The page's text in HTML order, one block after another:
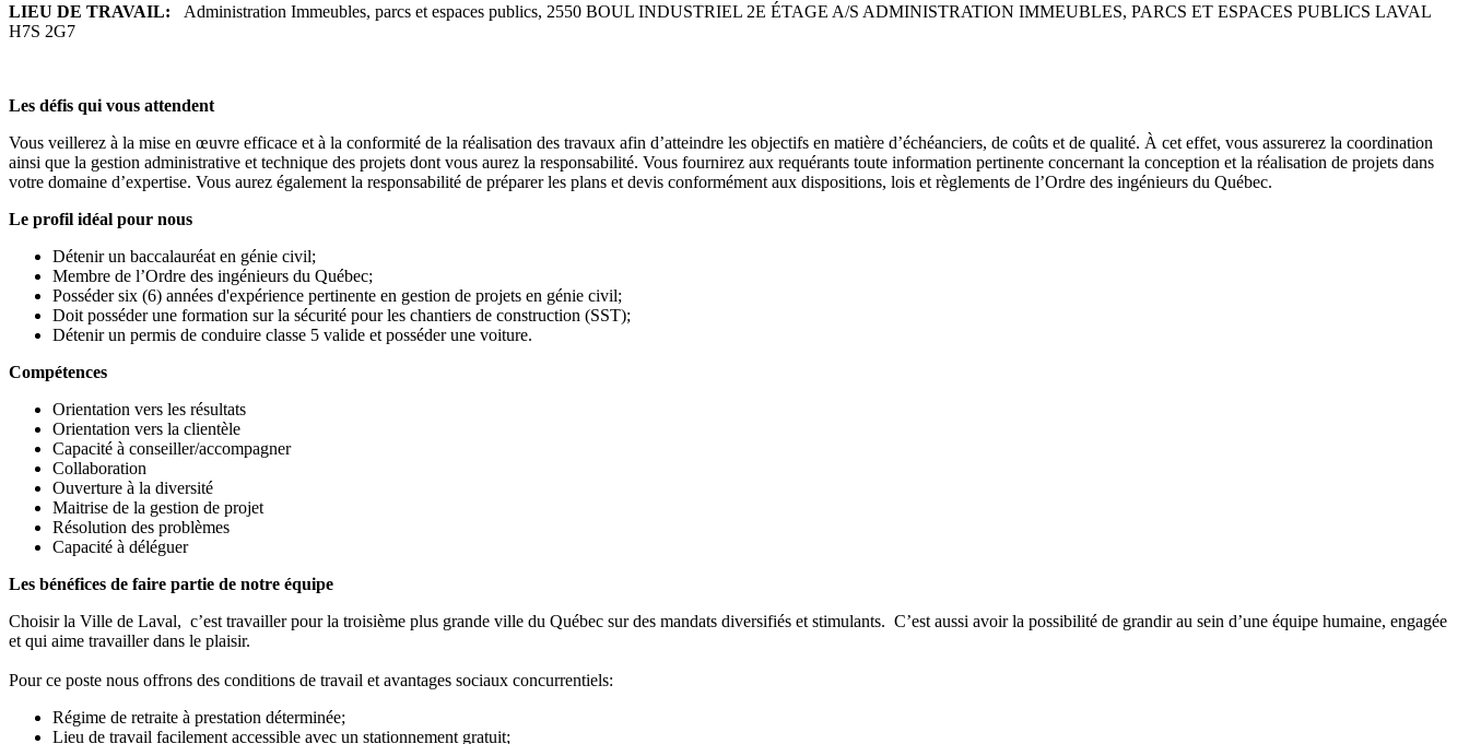
LIEU DE TRAVAIL: Administration Immeubles, parcs et espaces publics, 2550 BOUL INDUSTRIEL 2E ÉTAGE A/S ADMINISTRATION IMMEUBLES, PARCS ET ESPACES PUBLICS LAVAL
H7S 2G7
Les défis qui vous attendent
Vous veillerez à la mise en œuvre efficace et à la conformité de la réalisation des travaux afin d’atteindre les objectifs en matière d’échéanciers, de coûts et de qualité. À cet effet, vous assurerez la coordination
ainsi que la gestion administrative et technique des projets dont vous aurez la responsabilité. Vous fournirez aux requérants toute information pertinente concernant la conception et la réalisation de projets dans
votre domaine d’expertise. Vous aurez également la responsabilité de préparer les plans et devis conformément aux dispositions, lois et règlements de l’Ordre des ingénieurs du Québec.
Le profil idéal pour nous
Détenir un baccalauréat en génie civil;
Membre de l’Ordre des ingénieurs du Québec;
Posséder six (6) années d'expérience pertinente en gestion de projets en génie civil;
Doit posséder une formation sur la sécurité pour les chantiers de construction (SST);
Détenir un permis de conduire classe 5 valide et posséder une voiture.
Compétences
Orientation vers les résultats
Orientation vers la clientèle
Capacité à conseiller/accompagner
Collaboration
Ouverture à la diversité
Maitrise de la gestion de projet
Résolution des problèmes
Capacité à déléguer
Les bénéfices de faire partie de notre équipe
Choisir la Ville de Laval, c’est travailler pour la troisième plus grande ville du Québec sur des mandats diversifiés et stimulants. C’est aussi avoir la possibilité de grandir au sein d’une équipe humaine, engagée
et qui aime travailler dans le plaisir.
Pour ce poste nous offrons des conditions de travail et avantages sociaux concurrentiels:
Régime de retraite à prestation déterminée;
Lieu de travail facilement accessible avec un stationnement gratuit;